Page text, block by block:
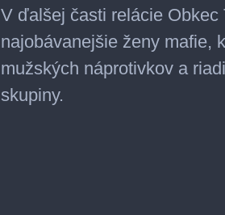
seconds
of
minutes,
seconds
V ďalšej časti relácie
najobávanejšie ženy mafie,
mužských náprotivkov a
skupiny.